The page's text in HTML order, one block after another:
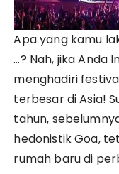
Apa yang kamu
…? Nah, jika Anda
menghadiri
terbesar di Asia!
tahun,
hedonistik Goa,
rumah baru di